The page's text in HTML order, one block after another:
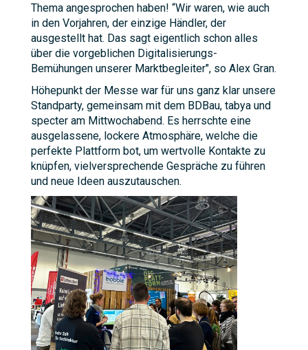
Thema angesprochen haben! “Wir waren, wie auch
in den Vorjahren, der einzige Händler, der
ausgestellt hat. Das sagt eigentlich schon alles
über die vorgeblichen Digitalisierungs-
Bemühungen unserer Marktbegleiter", so Alex Gran.
Höhepunkt der Messe war für uns ganz klar unsere
Standparty, gemeinsam mit dem BDBau, tabya und
specter am Mittwochabend. Es herrschte eine
ausgelassene, lockere Atmosphäre, welche die
perfekte Plattform bot, um wertvolle Kontakte zu
knüpfen, vielversprechende Gespräche zu führen
und neue Ideen auszutauschen.